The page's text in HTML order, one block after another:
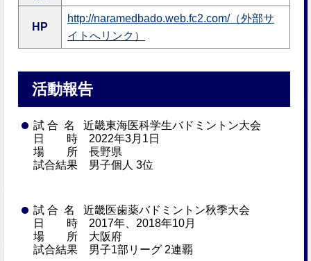
HP
http://naramedbado.web.fc2.com/（外部サ
イトへリンク）
活動報告
試 合 名 近畿東海医科学生バドミントン大会
日 時 2022年3月1日
場 所 長野県
試合結果 男子個人 3位
試 合 名 近畿医歯薬バドミントン秋季大会
日 時 2017年、2018年10月
場 所 大阪府
試合結果 男子1部リーグ 2連覇